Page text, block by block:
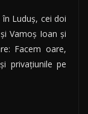
Luduş, cei doi
Vamoş Ioan şi
Facem oare,
privaţiunile pe